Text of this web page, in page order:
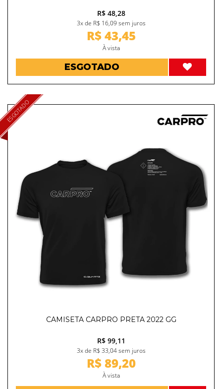
R$ 48,28
3x de R$ 16,09 sem juros
R$ 43,45
À vista
ESGOTADO
ESGOTADO
CAMISETA CARPRO PRETA 2022 GG
R$ 99,11
3x de R$ 33,04 sem juros
R$ 89,20
À vista